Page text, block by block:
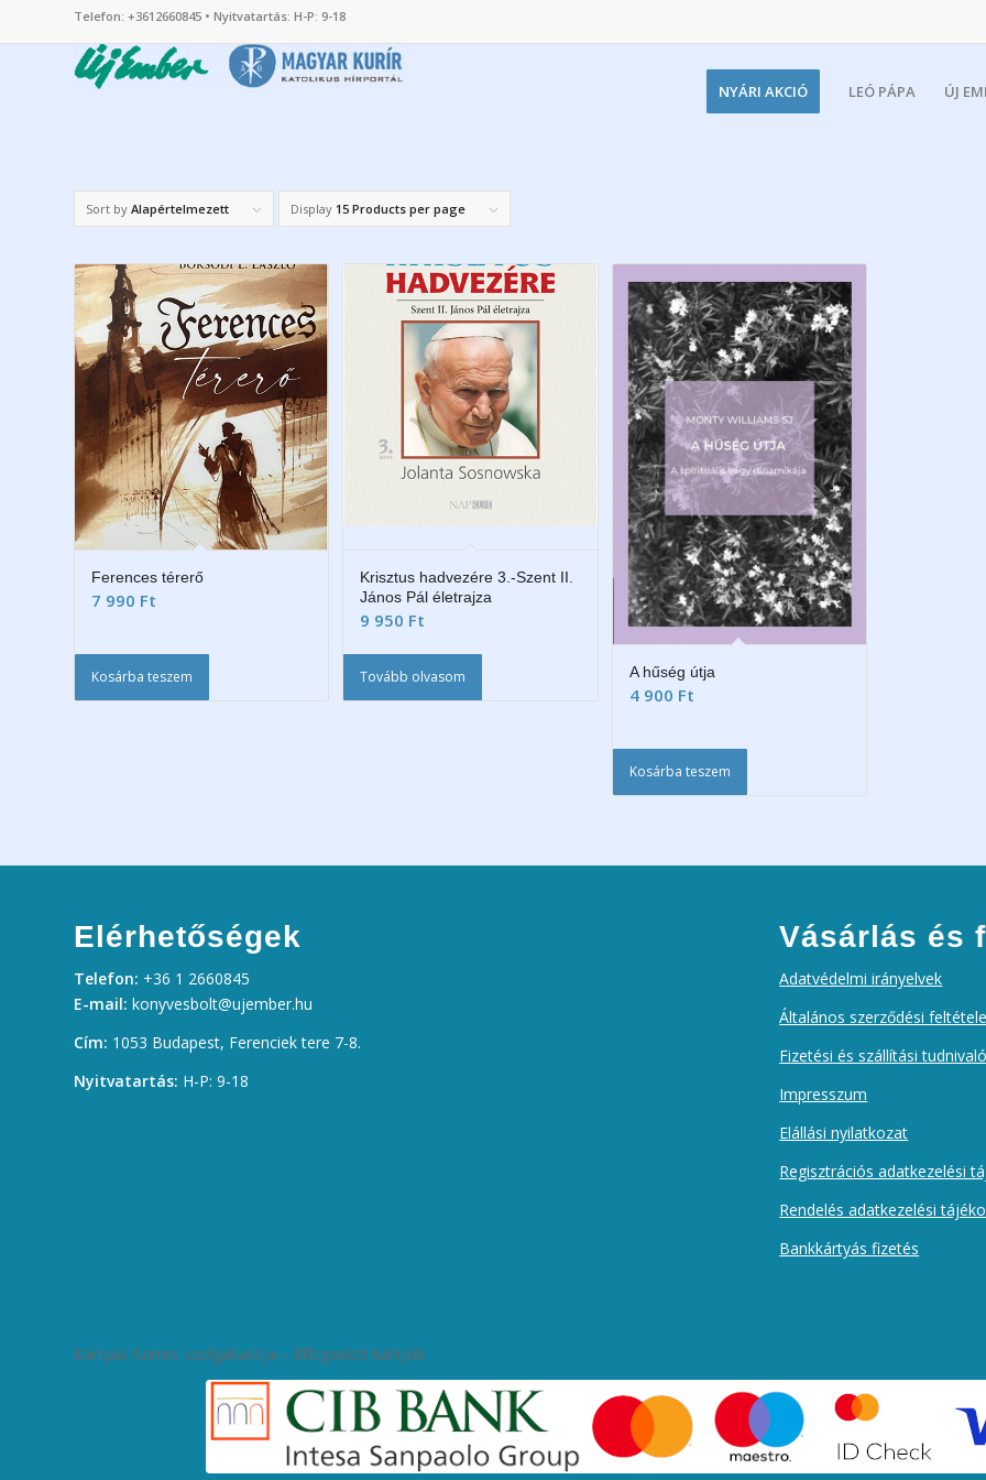
Telefon: +3612660845 • Nyitvatartás: H-P: 9-18
NYÁRI AKCIÓ LEÓ PÁPA ÚJ
Sort by Alapértelmezett Display 15 Products per page
Ferences térerő
7 990 Ft
Kosárba teszem
Krisztus hadvezére 3.-Szent II.
János Pál életrajza
9 950 Ft
Tovább olvasom A hűség útja
4 900 Ft
Kosárba teszem
Elérhetőségek
Telefon: +36 1 2660845
E-mail: konyvesbolt@ujember.hu
Cím: 1053 Budapest, Ferenciek tere 7-8.
Nyitvatartás: H-P: 9-18
Vásárlás és
Adatvédelmi irányelvek
Általános szerződési
Fizetési és szállítási
Impresszum
Elállási nyilatkozat
Regisztrációs adatkezelési
Rendelés adatkezelési
Bankkártyás fizetés
Kártyás fizetés szolgáltatója – Elfogadott kártyák